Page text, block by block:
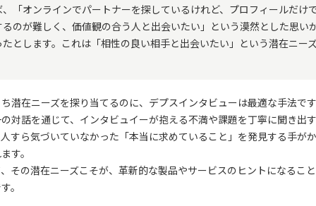
、「オンラインでパートナーを探しているけれど、プロフィールだけ
るのが難しく、価値観の合う人と出会いたい」という漠然とした思い
たとします。これは「相性の良い相手と出会いたい」という潜在ニー
潜在ニーズを探り当てるのに、デプスインタビューは最適な手法で
対話を通じて、インタビュイーが抱える不満や課題を丁寧に聞き出
すら気づいていなかった「本当に求めていること」を発見する手が
す。
その潜在ニーズこそが、革新的な製品やサービスのヒントになるこ
。